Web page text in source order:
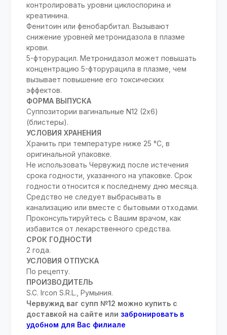
контролировать уровни циклоспорина и
креатинина.
Фенитоин или фенобарбитал. Вызывают
снижение уровней метронидазола в плазме
крови.
5-фторурацил. Метронидазол может повышать
концентрацию 5-фторурацила в плазме, чем
вызывает повышение его токсических
эффектов.
ФОРМА ВЫПУСКА
Суппозитории вагинальные N12 (2х6)
(блистеры).
УСЛОВИЯ ХРАНЕНИЯ
Хранить при температуре ниже 25 °C, в
оригинальной упаковке.
Не использовать Червужид после истечения
срока годности, указанного на упаковке. Срок
годности относится к последнему дню месяца.
Средство не следует выбрасывать в
канализацию или вместе с бытовыми отходами.
Проконсультируйтесь с Вашим врачом, как
избавится от лекарственного средства.
СРОК ГОДНОСТИ
2 года.
УСЛОВИЯ ОТПУСКА
По рецепту.
ПРОИЗВОДИТЕЛЬ
S.C. Ircon S.R.L., Румыния.
Червужид ваг супп №12 можно купить с
доставкой на сайте или забронировать в
удобном для Вас филиале